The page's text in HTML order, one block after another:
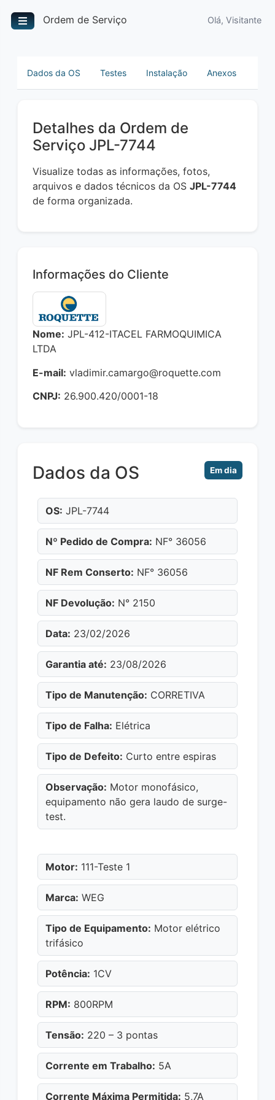
Ordem de Serviço Olá, Visitante
Dados da OS Testes Instalação Anexos
Detalhes da Ordem de
Serviço JPL-7744
Visualize todas as informações, fotos,
arquivos e dados técnicos da OS JPL-7744
de forma organizada.
Informações do Cliente
Nome: JPL-412-ITACEL FARMOQUIMICA
LTDA
E-mail: vladimir.camargo@roquette.com
CNPJ: 26.900.420/0001-18
Dados da OS Em dia
OS: JPL-7744
Nº Pedido de Compra: NF° 36056
NF Rem Conserto: NF° 36056
NF Devolução: N° 2150
Data: 23/02/2026
Garantia até: 23/08/2026
Tipo de Manutenção: CORRETIVA
Tipo de Falha: Elétrica
Tipo de Defeito: Curto entre espiras
Observação: Motor monofásico,
equipamento não gera laudo de surge-
test.
Motor: 111-Teste 1
Marca: WEG
Tipo de Equipamento: Motor elétrico
trifásico
Potência: 1CV
RPM: 800RPM
Tensão: 220 – 3 pontas
Corrente em Trabalho: 5A
Corrente Máxima Permitida: 5,7A